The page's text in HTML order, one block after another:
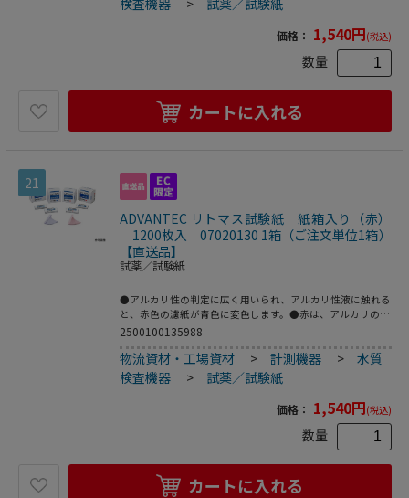
価格： 1,540円(税込)
数量
カートに入れる
21
ADVANTEC リトマス試験紙 紙箱入り（赤）
1200枚入 07020130 1箱（ご注文単位1箱）
【直送品】
試薬／試験紙
●アルカリ性の判定に広く用いられ、アルカリ性液に触れる
と、赤色の濾紙が青色に変色します。●赤は、アルカリの検
出用で、pH8.0の緩衝液1滴を滴下すると青く変色●感度：
10×60●入数：1箱（100枚）×12箱●こちらの商品は事業
者様向け商品です。
2500100135988
物流資材・工場資材 >計測機器 >水質
検査機器
> 試薬／試験紙
価格： 1,540円(税込)
数量
カートに入れる